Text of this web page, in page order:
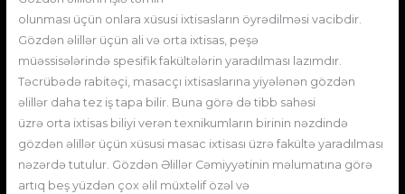
olunması üçün onlara xüsusi ixtisasların öyrədilməsi vacibdir.
Gözdən əlillər üçün ali və orta ixtisas, peşə
müəssisələrində spesifik fakültələrin yaradılması lazımdır.
Təcrübədə rabitəçi, masacçı ixtisaslarına yiyələnən gözdən
əlillər daha tez iş tapa bilir. Buna görə də tibb sahəsi
üzrə orta ixtisas biliyi verən texnikumların birinin nəzdində
gözdən əlillər üçün xüsusi masac ixtisası üzrə fakültə yaradılması
nəzərdə tutulur. Gözdən Əlillər Cəmiyyətinin məlumatına görə
artıq beş yüzdən çox əlil müxtəlif özəl və